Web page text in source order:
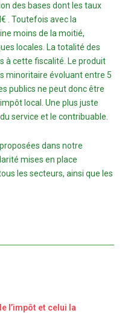
des bases dont les taux
. Toutefois avec la
moins de la moitié,
locales. La totalité des
à cette fiscalité. Le produit
minoritaire évoluant entre 5
publics ne peut donc être
local. Une plus juste
service et le contribuable.
dans notre
mises en place
les secteurs, ainsi que les
l’impôt et celui la